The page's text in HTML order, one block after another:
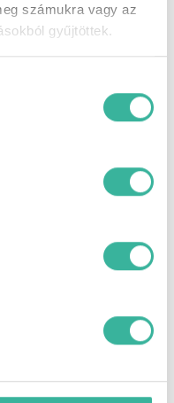
számukra vagy az
gyűjtöttek.
További
kérem keressen
állítható kormány,
klíma, elektromos
ablak hátul,
GPS (navigáció),
kijelző, multifunkciós
panoráma tető, rádió,